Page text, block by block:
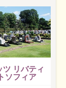
ツ リバティ
ソフィア